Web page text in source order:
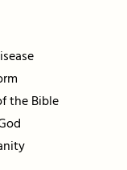
the Bible